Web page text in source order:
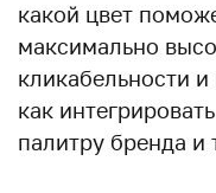
какой цвет
максимально
кликабельности и
как
палитру бренда и